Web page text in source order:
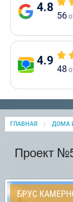
4.8
56
4.9
48
ГЛАВНАЯ ДОМА
Проект
БРУС